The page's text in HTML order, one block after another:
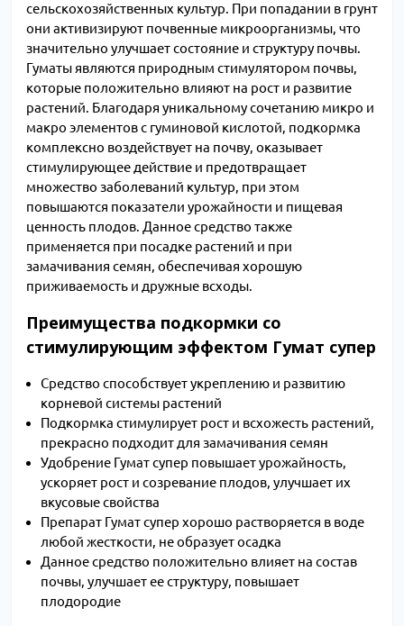
сельскохозяйственных культур. При попадании в грунт
они активизируют почвенные микроорганизмы, что
значительно улучшает состояние и структуру почвы.
Гуматы являются природным стимулятором почвы,
которые положительно влияют на рост и развитие
растений. Благодаря уникальному сочетанию микро и
макро элементов с гуминовой кислотой, подкормка
комплексно воздействует на почву, оказывает
стимулирующее действие и предотвращает
множество заболеваний культур, при этом
повышаются показатели урожайности и пищевая
ценность плодов. Данное средство также
применяется при посадке растений и при
замачивания семян, обеспечивая хорошую
приживаемость и дружные всходы.
Преимущества подкормки со
стимулирующим эффектом Гумат супер
Средство способствует укреплению и развитию
корневой системы растений
Подкормка стимулирует рост и всхожесть растений,
прекрасно подходит для замачивания семян
Удобрение Гумат супер повышает урожайность,
ускоряет рост и созревание плодов, улучшает их
вкусовые свойства
Препарат Гумат супер хорошо растворяется в воде
любой жесткости, не образует осадка
Данное средство положительно влияет на состав
почвы, улучшает ее структуру, повышает
плодородие